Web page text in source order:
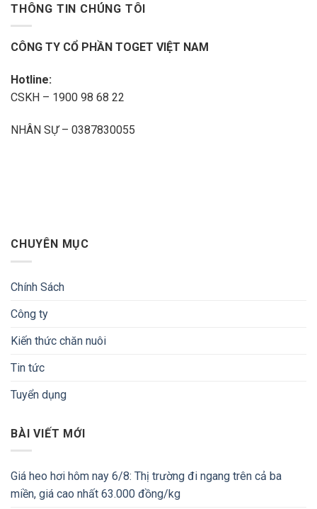
THÔNG TIN CHÚNG TÔI
CÔNG TY CỔ PHẦN TOGET VIỆT NAM
Hotline:
CSKH – 1900 98 68 22
NHÂN SỰ – 0387830055
CHUYÊN MỤC
Chính Sách
Công ty
Kiến thức chăn nuôi
Tin tức
Tuyển dụng
BÀI VIẾT MỚI
Giá heo hơi hôm nay 6/8: Thị trường đi ngang trên cả ba
miền, giá cao nhất 63.000 đồng/kg